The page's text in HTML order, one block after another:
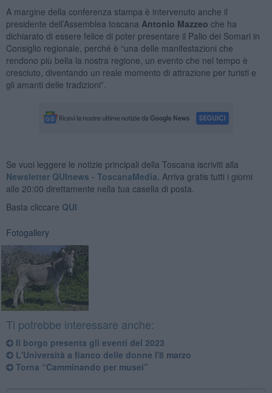
A margine della conferenza stampa è intervenuto anche il
presidente dell’Assemblea toscana Antonio Mazzeo che ha
dichiarato di essere felice di poter presentare il Palio dei Somari in
Consiglio regionale, perché è “una delle manifestazioni che
rendono più bella la nostra regione, un evento che nel tempo è
cresciuto, diventando un reale momento di attrazione per turisti e
gli amanti delle tradizioni”.
Se vuoi leggere le notizie principali della Toscana iscriviti alla
Newsletter QUInews - ToscanaMedia. Arriva gratis tutti i giorni
alle 20:00 direttamente nella tua casella di posta.
Basta cliccare QUI
Fotogallery
Ti potrebbe interessare anche:
Il borgo presenta gli eventi del 2023
L'Università a fianco delle donne l'8 marzo
Torna “Camminando per musei”